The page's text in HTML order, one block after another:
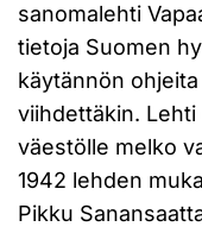
sanomalehti
tietoja Suomen
käytännön
viihdettäkin.
väestölle melko
1942 lehden
Pikku